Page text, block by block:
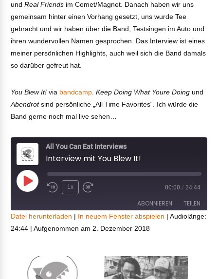
und Real Friends im Comet/Magnet. Danach haben wir uns
gemeinsam hinter einen Vorhang gesetzt, uns wurde Tee
gebracht und wir haben über die Band, Testsingen im Auto und
ihren wundervollen Namen gesprochen. Das Interview ist eines
meiner persönlichen Highlights, auch weil sich die Band damals
so darüber gefreut hat.
You Blew It! via bandcamp.Keep Doing What Youre Doing und
Abendrotsind persönliche „All Time Favorites“. Ich würde die
Band gerne noch mal live sehen…
All You Can Eat Interviews
Interview mit You Blew It!
Play
1x 00:00 / 24:44
ABONNIEREN TEILEN
TEILEN
EMBED
Datei herunterladen | In neuem Fenster abspielen |Audiolänge:
24:44 |Aufgenommen am 2. Dezember 2018